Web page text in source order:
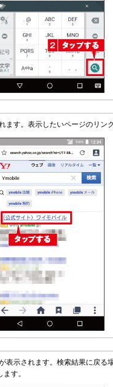
ます。表示したいページのリン
表示されます。検索結果に戻る
す。